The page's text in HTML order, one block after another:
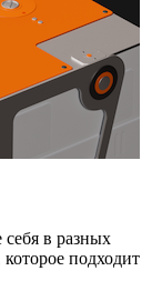
в разных
подходит